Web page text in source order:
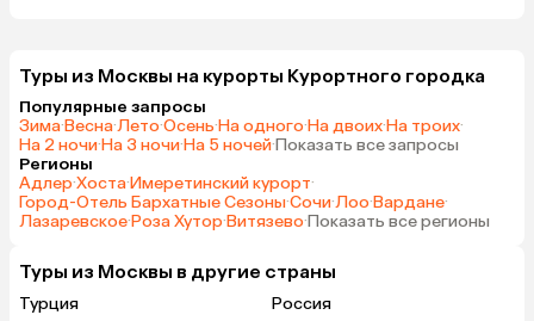
Туры из Москвы на курорты Курортного городка
Популярные запросы
Зима·Весна·Лето·Осень·На одного·На двоих·На троих·
На 2 ночи·На 3 ночи·На 5 ночей·Показать все запросы
Регионы
Адлер·Хоста·Имеретинский курорт·
Город-Отель Бархатные Сезоны·Сочи·Лоо·Вардане·
Лазаревское·Роза Хутор·Витязево·Показать все регионы
Туры из Москвы в другие страны
Турция
Россия